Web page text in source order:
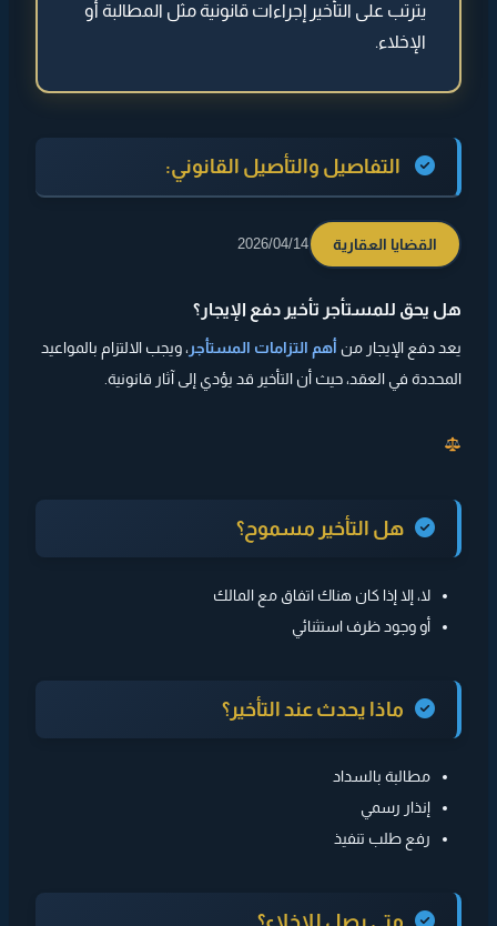
◄ متى يصل للإخلاء؟
يترتب على التأخير إجراءات قانونية مثل المطالبة أو
الإخلاء.
التفاصيل والتأصيل القانوني:
القضايا العقارية 2026/04/14
هل يحق للمستأجر تأخير دفع الإيجار؟
يعد دفع الإيجار من أهم التزامات المستأجر ، ويجب الالتزام بالمواعيد
المحددة في العقد، حيث أن التأخير قد يؤدي إلى آثار قانونية.
هل التأخير مسموح؟
لا، إلا إذا كان هناك اتفاق مع المالك
أو وجود ظرف استثنائي
ماذا يحدث عند التأخير؟
مطالبة بالسداد
إنذار رسمي
رفع طلب تنفيذ
متى يصل للإخلاء؟